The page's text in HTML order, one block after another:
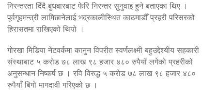
निरन्तरता दिँदै बुधबारबाट फेरि निरन्तर सुनुवाइ हुने बताएका थिए ।
पूर्वगृहमन्त्री लामिछानेलाई भद्रकालीस्थित काठमाडौँ प्रहरी परिसरको
हिरासतमा राखिएको थियो ।
गोरखा मिडिया नेटवर्कमा कानुन विपरीत स्वर्णलक्ष्मी बहुउद्देश्यीय सहकारी
संस्थाबाट ५ करोड ७८ लाख ९८ हजार ४८० रुपैयाँ लगेको प्रहरीको
अनुसन्धान निष्कर्ष छ । रवि विरुद्ध ५ करोड ७८ लाख ९८ हजार ४८०
रुपैयाँ बिगो मागदावी गरिएको छ ।